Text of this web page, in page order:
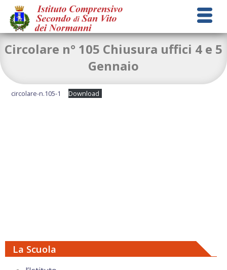
La Scuola
Circolare n° 105 Chiusura uffici 4 e 5
Gennaio
circolare-n.105-1 Download